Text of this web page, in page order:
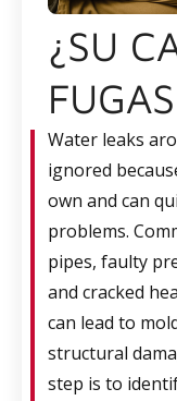
¿SU
Water leaks
ignored
own and can
problems.
pipes, faulty
and cracked
can lead to
structural
step is to